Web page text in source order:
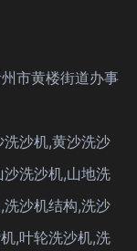
市黄楼街道办事
沙机,黄沙洗沙
洗沙机,山地洗
沙机结构,洗沙
,叶轮洗沙机,洗